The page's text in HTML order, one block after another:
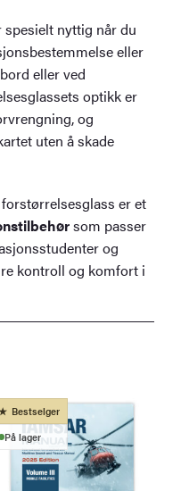
nyttig når du
eller
eller ved
optikk er
og
uten å skade
er et
som passer
og
kontroll og komfort i
Bestselger
På lager